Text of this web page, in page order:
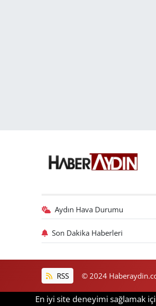
Aydın Hava Durumu
Son Dakika Haberleri
RSS © 2024
En iyi site deneyimi sağlamak